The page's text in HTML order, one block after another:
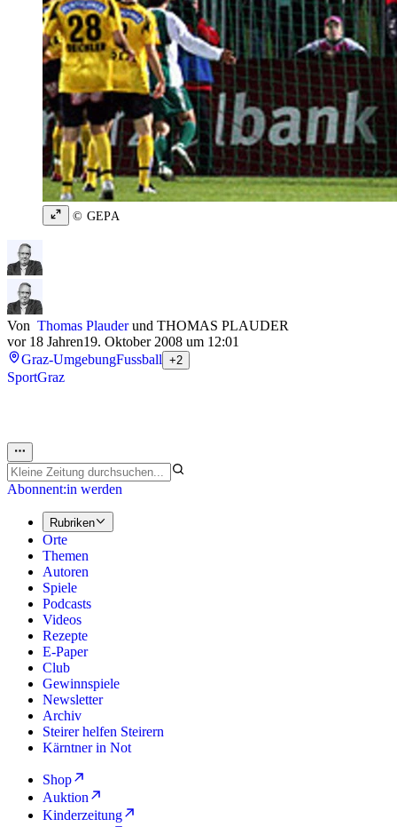
© GEPA
Von Thomas Plauderund THOMAS PLAUDER
vor 18 Jahren19. Oktober 2008 um 12:01
Graz-UmgebungFussball +2
SportGraz
Abonnent:in werden
Rubriken
Orte
Themen
Autoren
Spiele
Podcasts
Videos
Rezepte
E-Paper
Club
Gewinnspiele
Newsletter
Archiv
Steirer helfen Steirern
Kärntner in Not
Shop
Auktion
Kinderzeitung